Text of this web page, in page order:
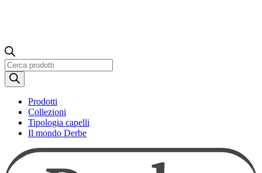
Ricerca
prodotti
Prodotti
Collezioni
Tipologia capelli
Il mondo Derbe